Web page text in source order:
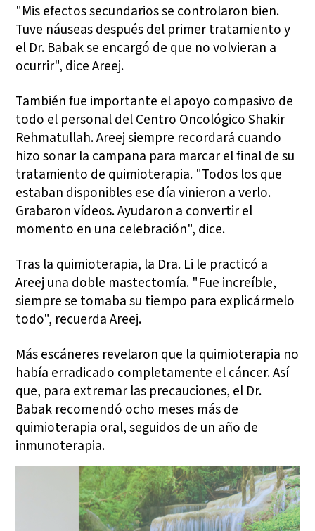
"Mis efectos secundarios se controlaron bien.
Tuve náuseas después del primer tratamiento y
el Dr. Babak se encargó de que no volvieran a
ocurrir", dice Areej.
También fue importante el apoyo compasivo de
todo el personal del Centro Oncológico Shakir
Rehmatullah. Areej siempre recordará cuando
hizo sonar la campana para marcar el final de su
tratamiento de quimioterapia. "Todos los que
estaban disponibles ese día vinieron a verlo.
Grabaron vídeos. Ayudaron a convertir el
momento en una celebración", dice.
Tras la quimioterapia, la Dra. Li le practicó a
Areej una doble mastectomía. "Fue increíble,
siempre se tomaba su tiempo para explicármelo
todo", recuerda Areej.
Más escáneres revelaron que la quimioterapia no
había erradicado completamente el cáncer. Así
que, para extremar las precauciones, el Dr.
Babak recomendó ocho meses más de
quimioterapia oral, seguidos de un año de
inmunoterapia.